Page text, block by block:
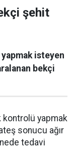
şehit
isteyen
bekçi
kontrolü yapmak
sonucu ağır
tedavi